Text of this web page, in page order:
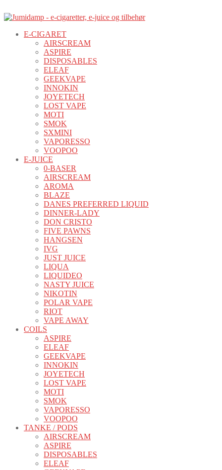
E-CIGARET
AIRSCREAM
ASPIRE
DISPOSABLES
ELEAF
GEEKVAPE
INNOKIN
JOYETECH
LOST VAPE
MOTI
SMOK
SXMINI
VAPORESSO
VOOPOO
E-JUICE
0-BASER
AIRSCREAM
AROMA
BLAZE
DANES PREFERRED LIQUID
DINNER-LADY
DON CRISTO
FIVE PAWNS
HANGSEN
IVG
JUST JUICE
LIQUA
LIQUIDEO
NASTY JUICE
NIKOTIN
POLAR VAPE
RIOT
VAPE AWAY
COILS
ASPIRE
ELEAF
GEEKVAPE
INNOKIN
JOYETECH
LOST VAPE
MOTI
SMOK
VAPORESSO
VOOPOO
TANKE / PODS
AIRSCREAM
ASPIRE
DISPOSABLES
ELEAF